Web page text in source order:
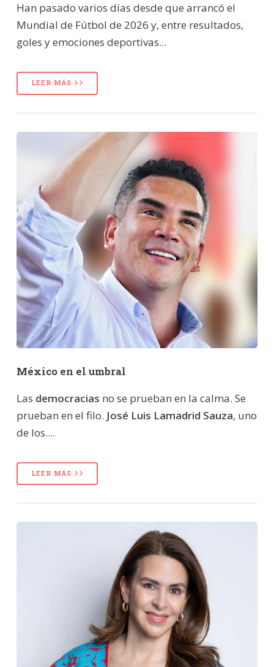
Han pasado varios días desde que arrancó el
Mundial de Fútbol de 2026 y, entre resultados,
goles y emociones deportivas...
LEER MÁS
México en el umbral
Las democracias no se prueban en la calma. Se
prueban en el filo. José Luis Lamadrid Sauza, uno
de los....
LEER MÁS